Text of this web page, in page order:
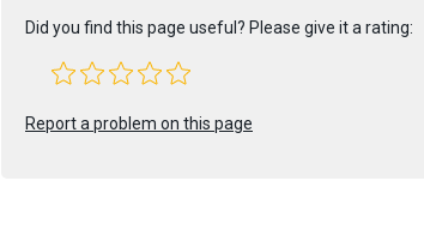
Did you find this page useful? Please give it a rating:
Report a problem on this page